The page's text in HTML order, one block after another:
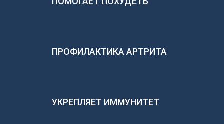
ПРОФИЛАКТИКА АРТРИТА
УКРЕПЛЯЕТ ИММУНИТЕТ